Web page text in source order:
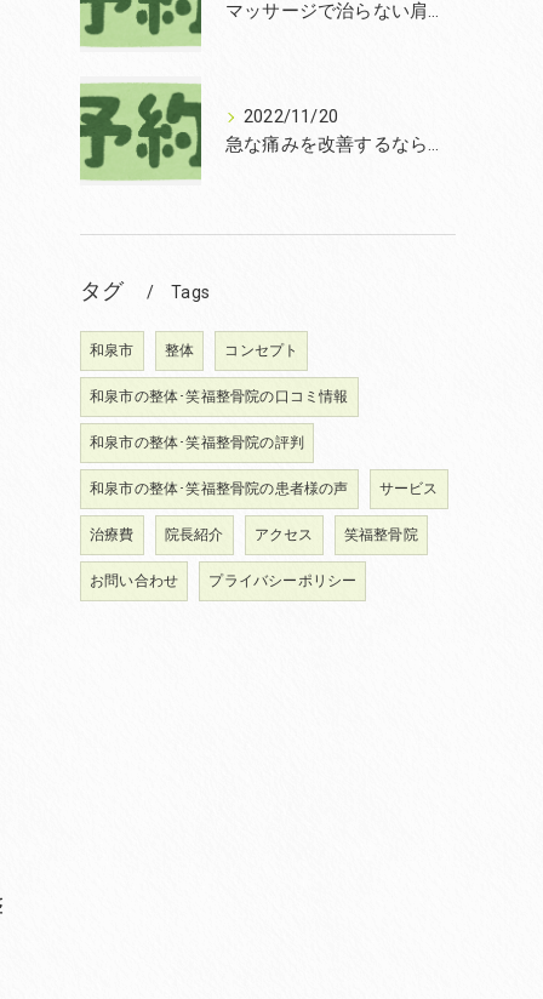
マッサージで治らない肩こりを改善する無痛整体和泉市笑福整骨院【2022年11月21日の予約状況】
2022/11/20
急な痛みを改善するなら和泉市の土日診療の笑福整骨院【2022年11月20日の予約状況】
タグ Tags
和泉市 整体 コンセプト
和泉市の整体･笑福整骨院の口コミ情報
和泉市の整体･笑福整骨院の評判
和泉市の整体･笑福整骨院の患者様の声 サービス
治療費 院長紹介 アクセス 笑福整骨院
お問い合わせ プライバシーポリシー